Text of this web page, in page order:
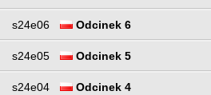
s24e06 Odcinek 6
s24e05 Odcinek 5
s24e04 Odcinek 4